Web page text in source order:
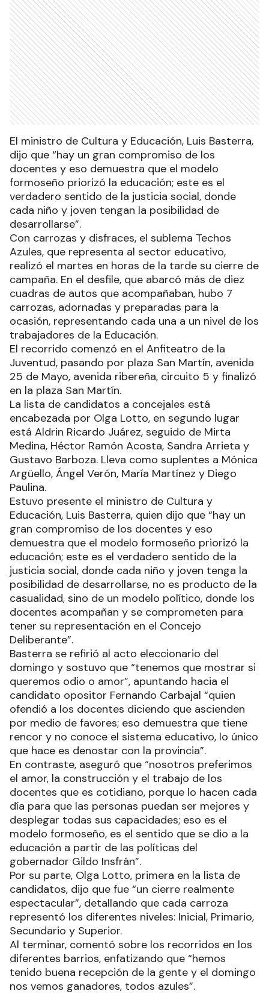
El ministro de Cultura y Educación, Luis Basterra,
dijo que “hay un gran compromiso de los
docentes y eso demuestra que el modelo
formoseño priorizó la educación; este es el
verdadero sentido de la justicia social, donde
cada niño y joven tengan la posibilidad de
desarrollarse”.
Con carrozas y disfraces, el sublema Techos
Azules, que representa al sector educativo,
realizó el martes en horas de la tarde su cierre de
campaña. En el desfile, que abarcó más de diez
cuadras de autos que acompañaban, hubo 7
carrozas, adornadas y preparadas para la
ocasión, representando cada una a un nivel de los
trabajadores de la Educación.
El recorrido comenzó en el Anfiteatro de la
Juventud, pasando por plaza San Martín, avenida
25 de Mayo, avenida ribereña, circuito 5 y finalizó
en la plaza San Martín.
La lista de candidatos a concejales está
encabezada por Olga Lotto, en segundo lugar
está Aldrin Ricardo Juárez, seguido de Mirta
Medina, Héctor Ramón Acosta, Sandra Arrieta y
Gustavo Barboza. Lleva como suplentes a Mónica
Argüello, Ángel Verón, María Martínez y Diego
Paulina.
Estuvo presente el ministro de Cultura y
Educación, Luis Basterra, quien dijo que “hay un
gran compromiso de los docentes y eso
demuestra que el modelo formoseño priorizó la
educación; este es el verdadero sentido de la
justicia social, donde cada niño y joven tenga la
posibilidad de desarrollarse, no es producto de la
casualidad, sino de un modelo político, donde los
docentes acompañan y se comprometen para
tener su representación en el Concejo
Deliberante”.
Basterra se refirió al acto eleccionario del
domingo y sostuvo que “tenemos que mostrar si
queremos odio o amor”, apuntando hacia el
candidato opositor Fernando Carbajal “quien
ofendió a los docentes diciendo que ascienden
por medio de favores; eso demuestra que tiene
rencor y no conoce el sistema educativo, lo único
que hace es denostar con la provincia”.
En contraste, aseguró que “nosotros preferimos
el amor, la construcción y el trabajo de los
docentes que es cotidiano, porque lo hacen cada
día para que las personas puedan ser mejores y
desplegar todas sus capacidades; eso es el
modelo formoseño, es el sentido que se dio a la
educación a partir de las políticas del
gobernador Gildo Insfrán”.
Por su parte, Olga Lotto, primera en la lista de
candidatos, dijo que fue “un cierre realmente
espectacular”, detallando que cada carroza
representó los diferentes niveles: Inicial, Primario,
Secundario y Superior.
Al terminar, comentó sobre los recorridos en los
diferentes barrios, enfatizando que “hemos
tenido buena recepción de la gente y el domingo
nos vemos ganadores, todos azules”.